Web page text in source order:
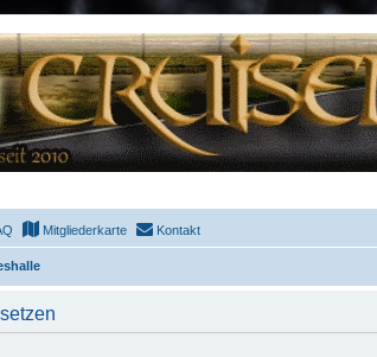
Mitgliederkarte Kontakt